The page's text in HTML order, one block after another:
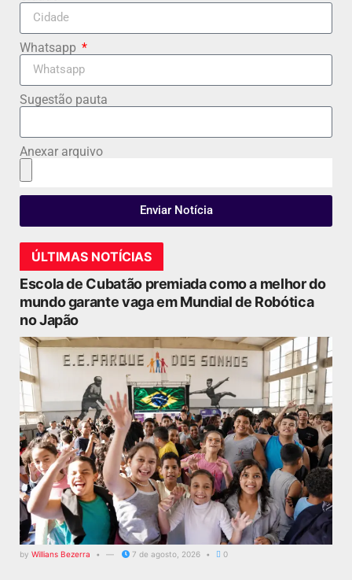
Whatsapp
Sugestão pauta
Anexar arquivo
Enviar Notícia
ÚLTIMAS NOTÍCIAS
Escola de Cubatão premiada como a melhor do
mundo garante vaga em Mundial de Robótica
no Japão
by Willians Bezerra 7 de agosto, 2026 0